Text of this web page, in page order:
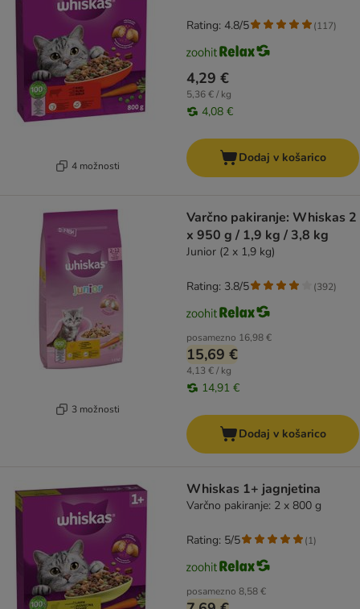
4 možnosti
4,29 €
5,36 € / kg
4,08 €
Rating: 4.8/5 (117)
Dodaj v košarico
3 možnosti
Varčno pakiranje: Whiskas 2
x 950 g / 1,9 kg / 3,8 kg
Junior (2 x 1,9 kg)
posamezno 16,98 €
15,69 €
4,13 € / kg
14,91 €
Rating: 3.8/5 (392)
Dodaj v košarico
Whiskas 1+ jagnjetina
Varčno pakiranje: 2 x 800 g
posamezno 8,58 €
Rating: 5/5 (1)